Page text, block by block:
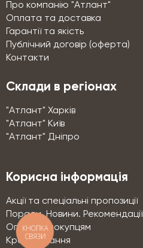
Про компанію "Атлант"
Оплата та доставка
Гарантії та якість
Публічний договір (оферта)
Контакти
Склади в регіонах
"Атлант" Харків
"Атлант" Київ
"Атлант" Дніпро
Корисна інформація
Акції та спеціальні пропозиції
Поради. Новини. Рекомендації
Оптовим покупцям
Кредитування
КНОПКА
СВЯЗИ